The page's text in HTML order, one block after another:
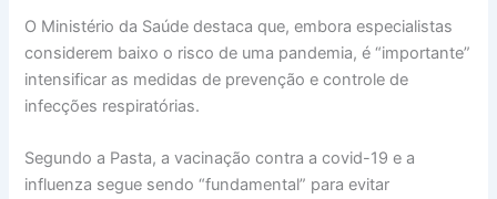
O Ministério da Saúde destaca que, embora especialistas
considerem baixo o risco de uma pandemia, é “importante”
intensificar as medidas de prevenção e controle de
infecções respiratórias.
Segundo a Pasta, a vacinação contra a covid-19 e a
influenza segue sendo “fundamental” para evitar